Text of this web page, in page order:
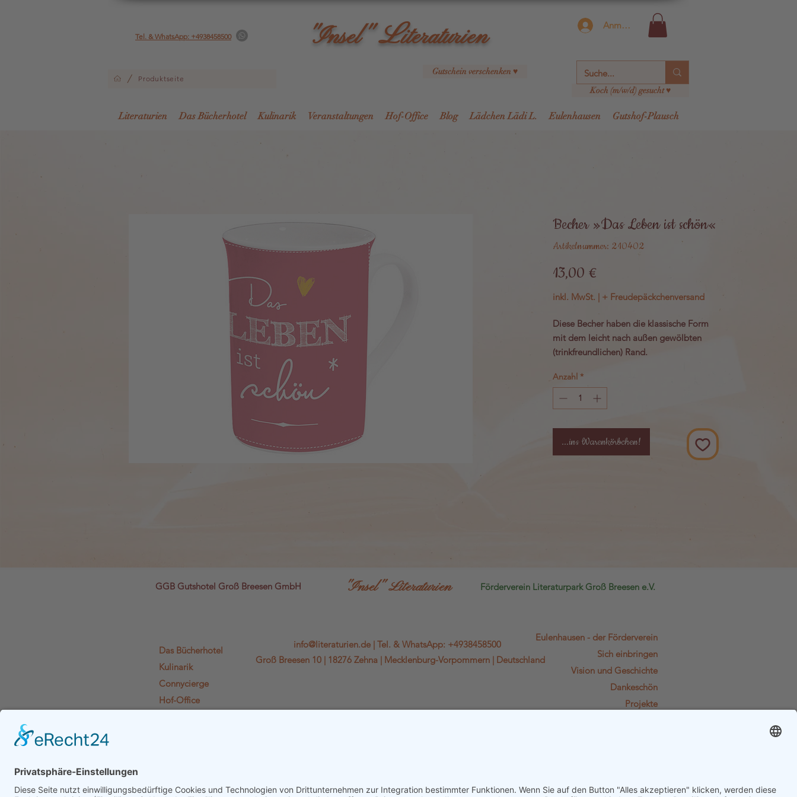
Tel. & WhatsApp: +4938458500 "Insel"Literaturien
/ Produktseite
Gutschein verschenken ♥
Anmelden
Koch (m/w/d) gesucht ♥
Literaturien Das Bücherhotel Kulinarik Veranstaltungen Hof-Office Blog Lädchen Lädi L. Eulenhausen Gutshof-Plausch
Becher »Das Leben ist schön«
Artikelnummer: 210402
13,00 €
inkl. MwSt. | + Freudepäckchenversand
Diese Becher haben die klassische Form
mit dem leicht nach außen gewölbten
(trinkfreundlichen) Rand.
mikrowellenfest.
Höhe: 10,3 cm • Durchmesser: 8
Material: Bone China Porzellan
Anzahl *
...ins Warenkörbchen!
GGB Gutshotel Groß Breesen GmbH "Insel" Literaturien Förderverein Literaturpark Groß Breesen e.V.
Das Bücherhotel
Kulinarik
Connycierge
Hof-Office
Groß Breesen 10 | 18276 Zehna | Mecklenburg-Vorpommern | Deutschland
info@literaturien.de | Tel. & WhatsApp: +4938458500
Eulenhausen - der Förderverein
Sich einbringen
Vision und Geschichte
Dankeschön
Projekte
DE41 1305 0000 0201 1215 49